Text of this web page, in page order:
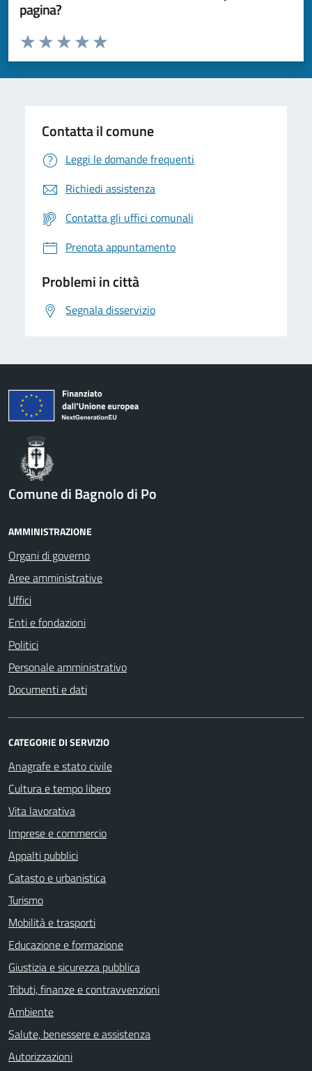
pagina?
Valuta da 1 a 5 stelle la pagina
Valuta 5 stelle su 5
Valuta 4 stelle su 5
Valuta 3 stelle su 5
Valuta 2 stelle su 5
Valuta 1 stelle su 5
Contatta il comune
Leggi le domande frequenti
Richiedi assistenza
Contatta gli uffici comunali
Prenota appuntamento
Problemi in città
Segnala disservizio
Comune di Bagnolo di Po
AMMINISTRAZIONE
Organi di governo
Aree amministrative
Uffici
Enti e fondazioni
Politici
Personale amministrativo
Documenti e dati
CATEGORIE DI SERVIZIO
Anagrafe e stato civile
Cultura e tempo libero
Vita lavorativa
Imprese e commercio
Appalti pubblici
Catasto e urbanistica
Turismo
Mobilità e trasporti
Educazione e formazione
Giustizia e sicurezza pubblica
Tributi, finanze e contravvenzioni
Ambiente
Salute, benessere e assistenza
Autorizzazioni